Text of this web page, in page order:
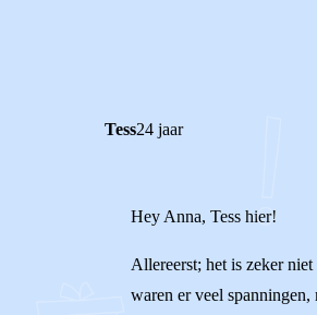
Tess24 jaar
Hey Anna, Tess hier!
Allereerst; het is zeker
waren er veel